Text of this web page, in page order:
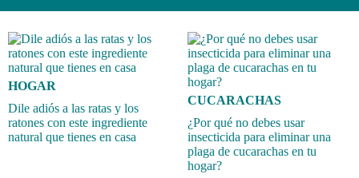
HOGAR
Dile adiós a las ratas y los
ratones con este ingrediente
natural que tienes en casa
CUCARACHAS
¿Por qué no debes usar
insecticida para eliminar una
plaga de cucarachas en tu
hogar?